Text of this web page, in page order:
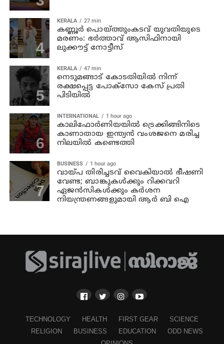
KERALA 27 min
കണ്ണൂര്‍ പൊയ്ത്തുംകടവ് യുവതിയുടെ
മരണം: ഭർത്താവ് ആസിഫിനായി
ലുക്കൗട്ട് നോട്ടീസ്
KERALA 47 min
നെടുമങ്ങാട് കോടതിയില്‍ നിന്ന്
രക്ഷപ്പെട്ട പോക്‌സോ കേസ് പ്രതി
പിടിയില്‍
INTERNATIONAL 1 hour ago
കാലിഫോര്‍ണിയയില്‍ ട്രെക്കിങ്ങിനിടെ
കാണാതായ ഇന്ത്യന്‍ വംശജനെ മരിച്ച
നിലയില്‍ കണ്ടെത്തി
BUSINESS 1 hour ago
വായ്പ തിരിച്ചടവ് വൈകിയാൽ ഭീഷണി
വേണ്ട; ബാങ്കുകൾക്കും റിക്കവറി
ഏജൻസികൾക്കും കർശന
നിയന്ത്രണങ്ങളുമായി ആർ ബി ഐ
TECHNOLOGY HEALTH FIRST GEAR
SCIENCE
RELIGION
BUSINESS EDUCATION
ODD NEWS